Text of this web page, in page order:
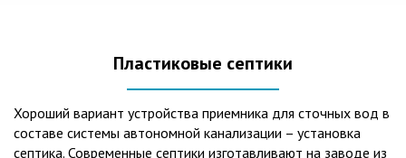
Пластиковые септики
Хороший вариант устройства приемника для сточных вод в
составе системы автономной канализации – установка
септика. Современные септики изготавливают на заводе из